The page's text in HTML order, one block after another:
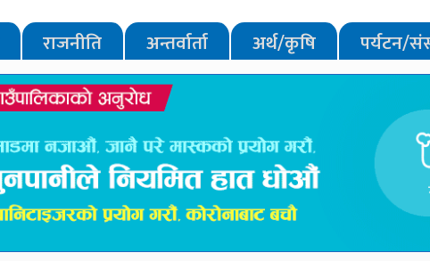
राजनीति अन्तर्वार्ता अर्थ/कृषि पर्यटन/